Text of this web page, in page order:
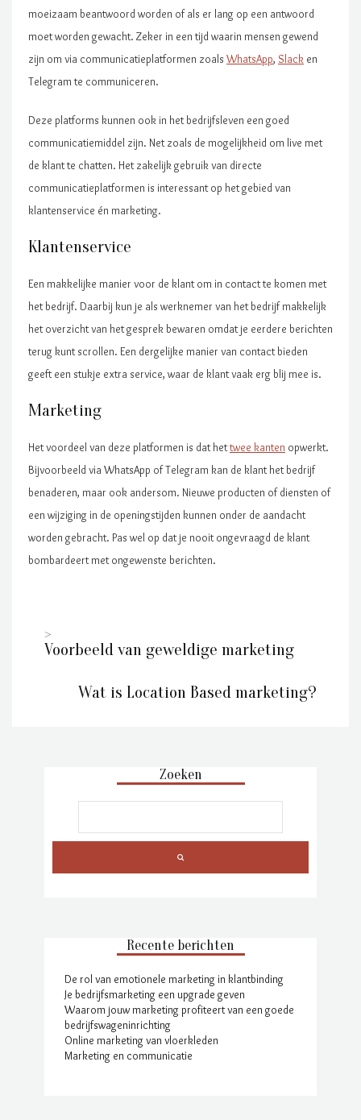
moeizaam beantwoord worden of als er lang op een antwoord
moet worden gewacht. Zeker in een tijd waarin mensen gewend
zijn om via communicatieplatformen zoalsWhatsApp, Slack en
Telegram te communiceren.
Deze platforms kunnen ook in het bedrijfsleven een goed
communicatiemiddel zijn. Net zoals de mogelijkheid om live met
de klant te chatten. Het zakelijk gebruik van directe
communicatieplatformen is interessant op het gebied van
klantenservice én marketing.
Klantenservice
Een makkelijke manier voor de klant om in contact te komen met
het bedrijf. Daarbij kun je als werknemer van het bedrijf makkelijk
het overzicht van het gesprek bewaren omdat je eerdere berichten
terug kunt scrollen. Een dergelijke manier van contact bieden
geeft een stukje extra service, waar de klant vaak erg blij mee is.
Marketing
Het voordeel van deze platformen is dat hettwee kanten opwerkt.
Bijvoorbeeld via WhatsApp of Telegram kan de klant het bedrijf
benaderen, maar ook andersom. Nieuwe producten of diensten of
een wijziging in de openingstijden kunnen onder de aandacht
worden gebracht. Pas wel op dat je nooit ongevraagd de klant
bombardeert met ongewenste berichten.
Voorbeeld van geweldige marketing
Wat is Location Based marketing?
Zoeken
Recente berichten
De rol van emotionele marketing in klantbinding
Je bedrijfsmarketing een upgrade geven
Waarom jouw marketing profiteert van een goede
bedrijfswageninrichting
Online marketing van vloerkleden
Marketing en communicatie